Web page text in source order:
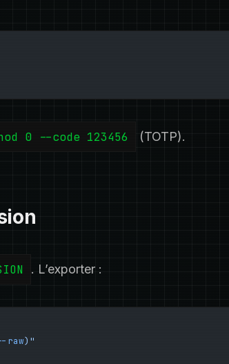
0 --code 123456 (TOTP).
. L’exporter :
raw)"